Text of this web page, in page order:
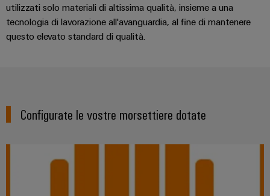
utilizzati solo materiali di altissima qualità, insieme a una
tecnologia di lavorazione all'avanguardia, al fine di mantenere
questo elevato standard di qualità.
Configurate le vostre morsettiere dotate